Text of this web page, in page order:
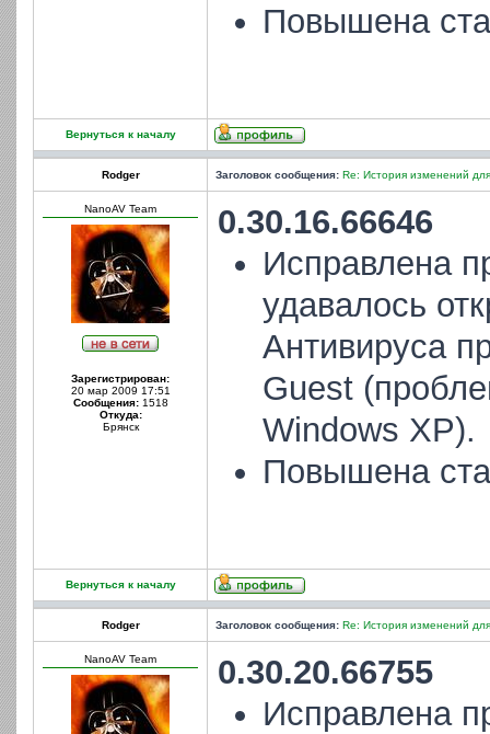
Повышена
Вернуться к началу
Rodger Заголовок сообщения: Re: История изменений
NanoAV Team
Зарегистрирован:
20 мар 2009 17:51
Сообщения:1518
Откуда:
Брянск
0.30.16.66646
Исправлена
удавалось
Антивируса
Guest
Windows XP).
Повышена
Вернуться к началу
Rodger Заголовок сообщения: Re: История изменений
NanoAV Team
0.30.20.66755
Исправлена